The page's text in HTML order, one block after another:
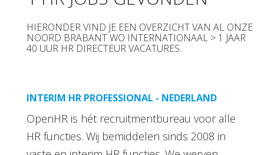
HIERONDER VIND JE EEN OVERZICHT VAN AL ONZE
NOORD BRABANT WO INTERNATIONAAL > 1 JAAR
40 UUR HR DIRECTEUR VACATURES.
INTERIM HR PROFESSIONAL - NEDERLAND
OpenHR is hét recruitmentbureau voor alle
HR functies. Wij bemiddelen sinds 2008 in